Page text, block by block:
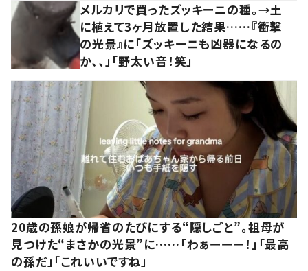
メルカリで買ったズッキーニの種。→土
に植えて3ヶ月放置した結果……『衝撃
の光景』に「ズッキーニも凶器になるの
か、、」「野太い音！笑」
20歳の孫娘が帰省のたびにする“隠しごと”。祖母が
見つけた“まさかの光景”に……「わぁーーー！」「最高
の孫だ」「これいいですね」